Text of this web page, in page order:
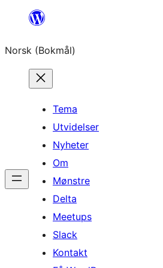
Hopp
innhold
Norsk (Bokmål)
Tema
Utvidelser
Nyheter
Om
Mønstre
Delta
Meetups
Slack
Kontakt